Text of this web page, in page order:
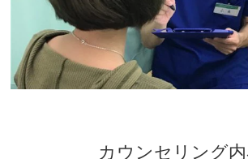
カウンセリング